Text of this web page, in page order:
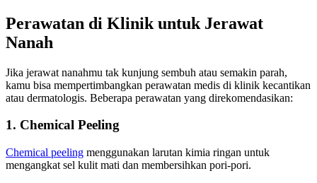
Perawatan di Klinik untuk Jerawat
Nanah
Jika jerawat nanahmu tak kunjung sembuh atau semakin parah,
kamu bisa mempertimbangkan perawatan medis di klinik kecantikan
atau dermatologis. Beberapa perawatan yang direkomendasikan:
1. Chemical Peeling
Chemical peeling menggunakan larutan kimia ringan untuk
mengangkat sel kulit mati dan membersihkan pori-pori.